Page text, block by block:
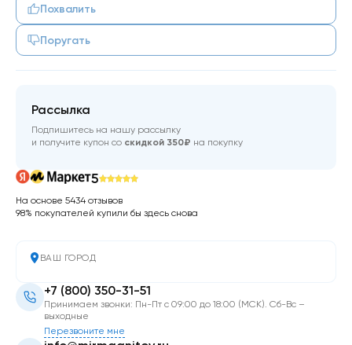
Похвалить
Поругать
ВАШ ГОРОД
+7 (800) 350-31-51
Принимаем звонки: Пн-Пт с 09:00 до 18:00 (МСК). Сб-Вс –
выходные
Перезвоните мне
Рассылка
Подпишитесь на нашу рассылку
и получите купон со скидкой 350₽ на покупку
5
На основе 5434 отзывов
98% покупателей купили бы здесь снова